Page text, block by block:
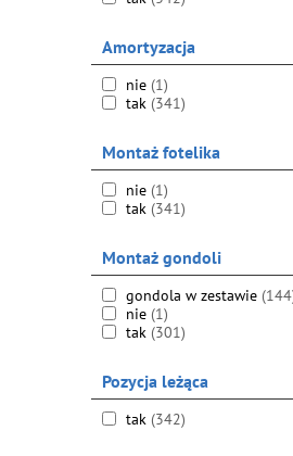
Amortyzacja
nie (1)
tak (341)
Montaż fotelika
nie (1)
tak (341)
Montaż gondoli
gondola w zestawie
nie (1)
tak (301)
Pozycja leżąca
tak (342)